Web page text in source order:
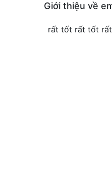
Giới thiệu về
rất tốt rất tốt